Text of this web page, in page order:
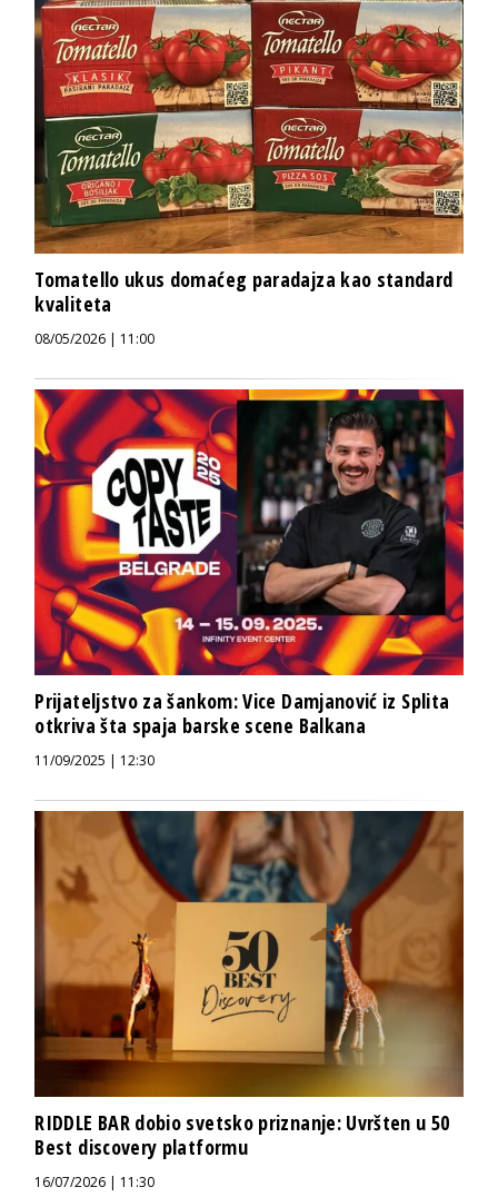
Tomatello ukus domaćeg paradajza kao standard
kvaliteta
08/05/2026 | 11:00
Prijateljstvo za šankom: Vice Damjanović iz Splita
otkriva šta spaja barske scene Balkana
11/09/2025 | 12:30
RIDDLE BAR dobio svetsko priznanje: Uvršten u 50
Best discovery platformu
16/07/2026 | 11:30